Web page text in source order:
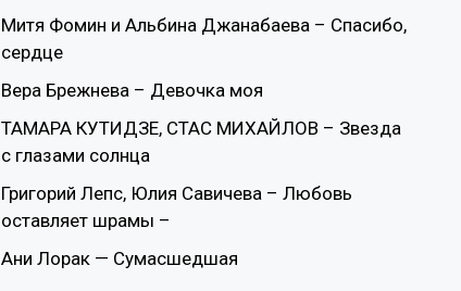
Митя Фомин и Альбина Джанабаева – Спасибо,
сердце
Вера Брежнева – Девочка моя
ТАМАРА КУТИДЗЕ, СТАС МИХАЙЛОВ – Звезда
с глазами солнца
Григорий Лепс, Юлия Савичева – Любовь
оставляет шрамы –
Ани Лорак — Сумасшедшая